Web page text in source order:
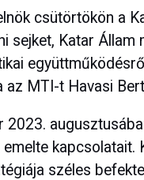
csütörtökön a
sejket, Katar
MTI-t Havasi
2023.
széles